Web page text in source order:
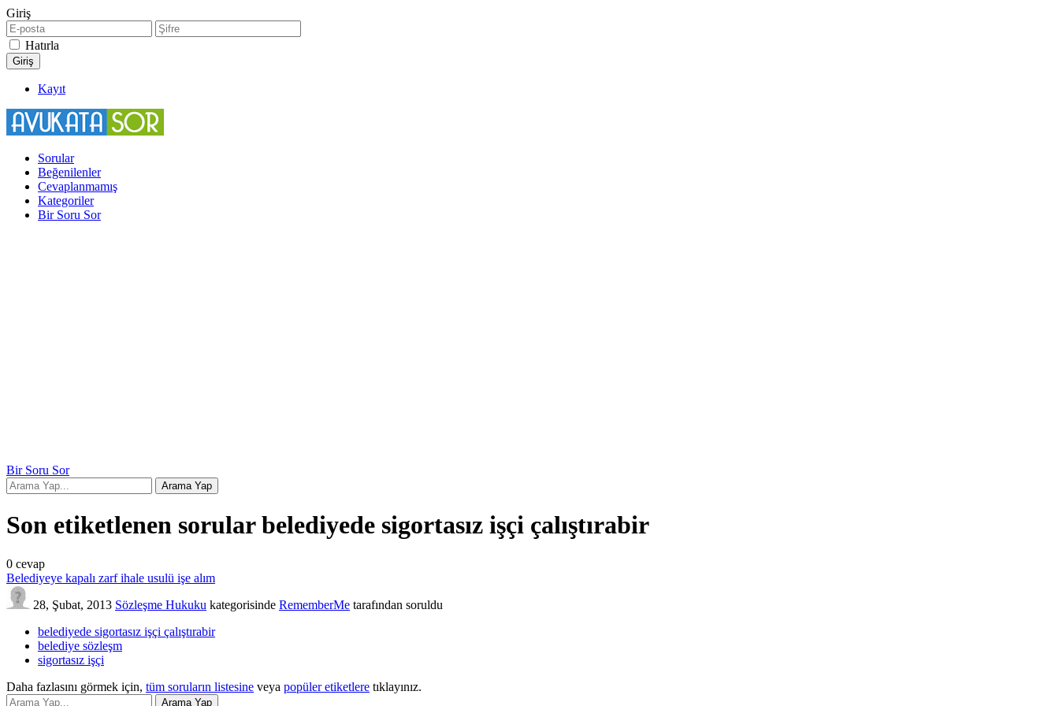
Giriş
Hatırla
Kayıt
Sorular
Beğenilenler
Cevaplanmamış
Kategoriler
Bir Soru Sor
Bir Soru Sor
Son etiketlenen sorular belediyede sigortasız işçi çalıştırabir
0 cevap
Belediyeye kapalı zarf ihale usulü işe alım
28, Şubat, 2013 Sözleşme Hukuku kategorisinde RememberMe tarafından soruldu
belediyede sigortasız işçi çalıştırabir
belediye sözleşm
sigortasız işçi
Daha fazlasını görmek için, tüm soruların listesine veya popüler etiketlere tıklayınız.